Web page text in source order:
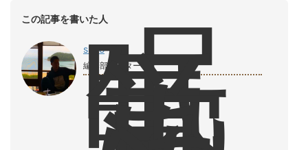
この記事を書いた人
shiro
編集部ライター
眠
気